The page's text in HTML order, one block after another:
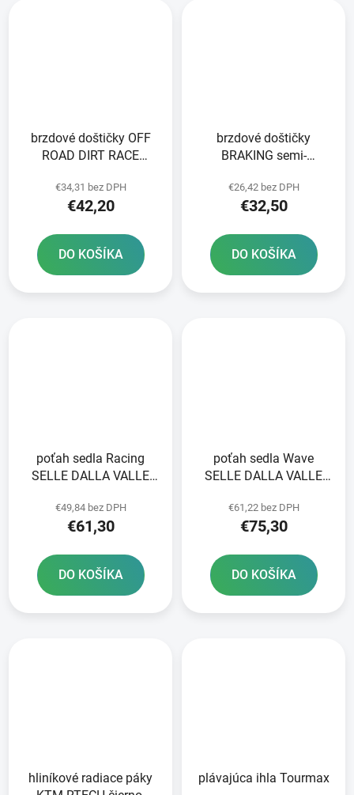
brzdové doštičky OFF
ROAD DIRT RACE
ks v balení
€34,31 bez DPH
€42,20
DO KOŠÍKA
brzdové doštičky
BRAKING semi-
ks v balení
€26,42 bez DPH
€32,50
DO KOŠÍKA
poťah sedla Racing
SELLE DALLA VALLE
€49,84 bez DPH
€61,30
DO KOŠÍKA
poťah sedla Wave
SELLE DALLA VALLE
€61,22 bez DPH
€75,30
DO KOŠÍKA
hliníkové radiace páky
plávajúca ihla Tourmax